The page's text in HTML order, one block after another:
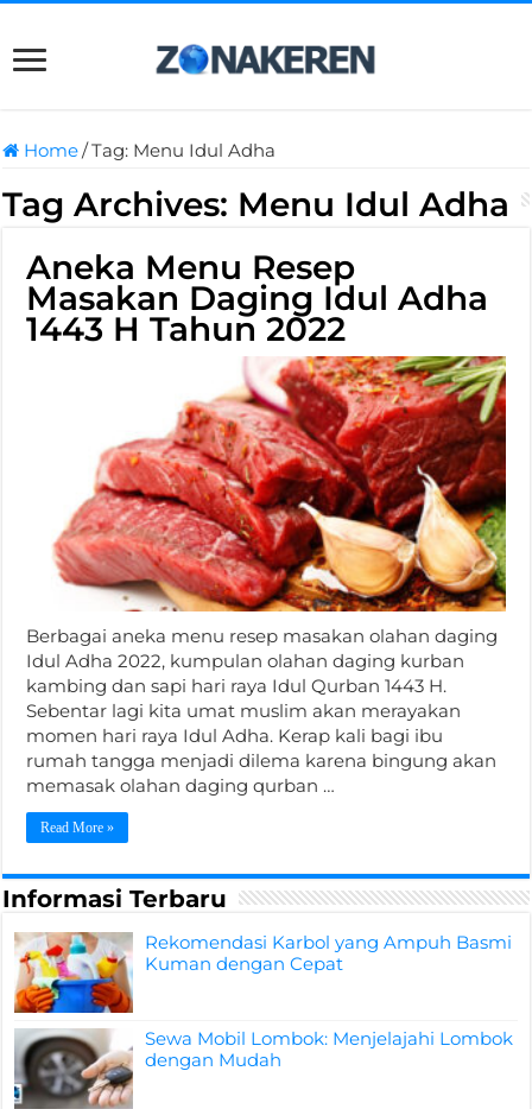
Home/Tag: Menu Idul Adha
Tag Archives: Menu Idul Adha
Aneka Menu Resep
Masakan Daging Idul Adha
1443 H Tahun 2022
Berbagai aneka menu resep masakan olahan daging
Idul Adha 2022, kumpulan olahan daging kurban
kambing dan sapi hari raya Idul Qurban 1443 H.
Sebentar lagi kita umat muslim akan merayakan
momen hari raya Idul Adha. Kerap kali bagi ibu
rumah tangga menjadi dilema karena bingung akan
memasak olahan daging qurban …
Read More »
Informasi Terbaru
Rekomendasi Karbol yang Ampuh Basmi
Kuman dengan Cepat
Sewa Mobil Lombok: Menjelajahi Lombok
dengan Mudah